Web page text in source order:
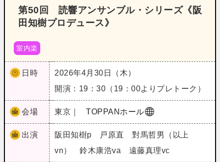
第50回 読響アンサンブル・シリーズ《阪
田知樹プロデュース》
室内楽
日時
2026年4月30日（木）
開演：19：30（19：00よりプレトーク）
会場 東京｜ TOPPANホール
出演
阪田知樹p 戸原直 對馬哲男（以上
vn） 鈴木康浩va 遠藤真理vc